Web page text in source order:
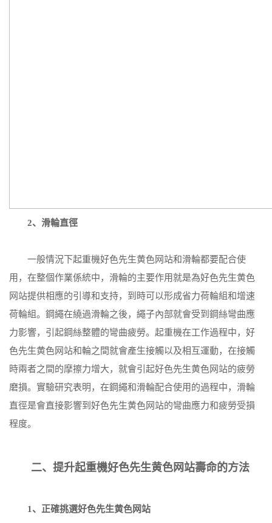
2、滑輪直徑
一般情況下起重機好色先生黄色网站和滑輪都要配合使
用，在整個作業係統中，滑輪的主要作用就是為好色先生黄色
网站提供相應的引導和支持，到時可以形成省力荷輪組和增速
荷輪組。鋼繩在繞過滑輪之後，繩子內部就會受到鋼絲彎曲應
力影響，引起鋼絲整體的彎曲疲勞。起重機在工作過程中，好
色先生黄色网站和輪之間就會產生接觸以及相互運動，在接觸
時兩者之間的摩擦力增大，就會引起好色先生黄色网站的疲勞
磨損。實驗研究表明，在鋼繩和滑輪配合使用的過程中，滑輪
直徑是會直接影響到好色先生黄色网站的彎曲應力和疲勞受損
程度。
二、提升起重機好色先生黄色网站壽命的方法
1、正確挑選好色先生黄色网站